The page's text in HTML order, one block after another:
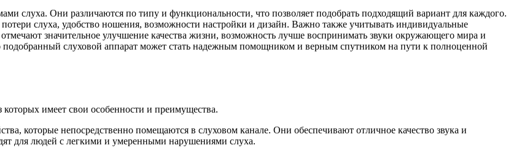
слуха. Они различаются по типу и функциональности, что позволяет подобрать подходящий вариант для каждого.
слуха, удобство ношения, возможности настройки и дизайн. Важно также учитывать индивидуальные
значительное улучшение качества жизни, возможность лучше воспринимать звуки окружающего мира и
слуховой аппарат может стать надежным помощником и верным спутником на пути к полноценной
имеет свои особенности и преимущества.
которые непосредственно помещаются в слуховом канале. Они обеспечивают отличное качество звука и
для людей с легкими и умеренными нарушениями слуха.